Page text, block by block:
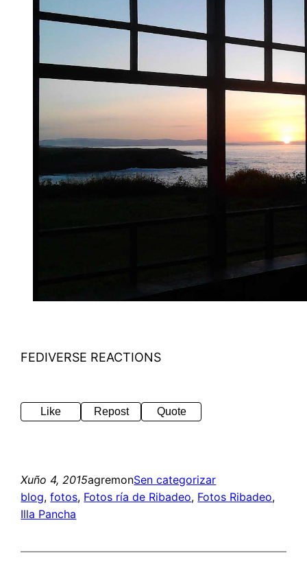
FEDIVERSE REACTIONS
Like Repost Quote
Xuño 4, 2015agremonSen categorizar
blog, fotos, Fotos ría de Ribadeo, Fotos Ribadeo
Illa Pancha